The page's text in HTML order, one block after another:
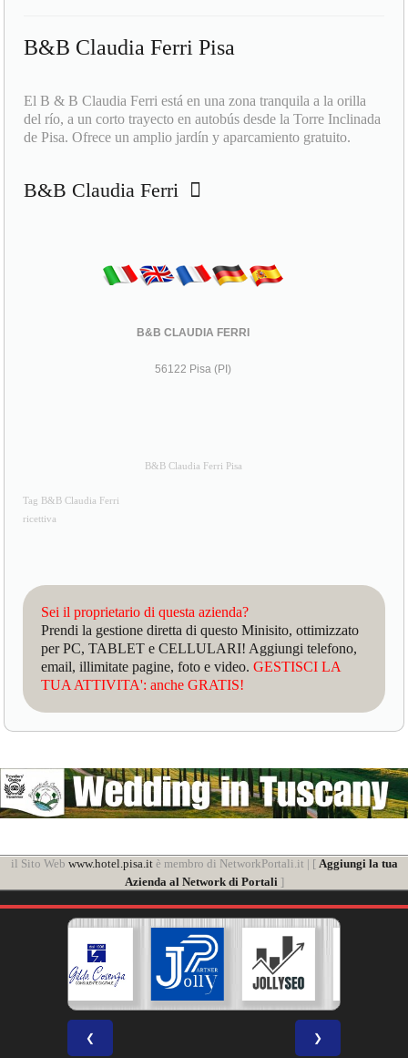
B&B Claudia Ferri Pisa
El B & B Claudia Ferri está en una zona tranquila a la orilla
del río, a un corto trayecto en autobús desde la Torre Inclinada
de Pisa. Ofrece un amplio jardín y aparcamiento gratuito.
B&B Claudia Ferri
B&B CLAUDIA FERRI
56122 Pisa (PI)
B&B Claudia Ferri Pisa
Tag B&B Claudia Ferri
ricettiva
Sei il proprietario di questa azienda?
Prendi la gestione diretta di questo Minisito, ottimizzato
per PC, TABLET e CELLULARI! Aggiungi telefono,
email, illimitate pagine, foto e video.GESTISCI LA
TUA ATTIVITA': anche GRATIS!
il Sito Web www.hotel.pisa.itè membro di NetworkPortali.it | [ Aggiungi la tua
Azienda al Network di Portali]
❮ ❯